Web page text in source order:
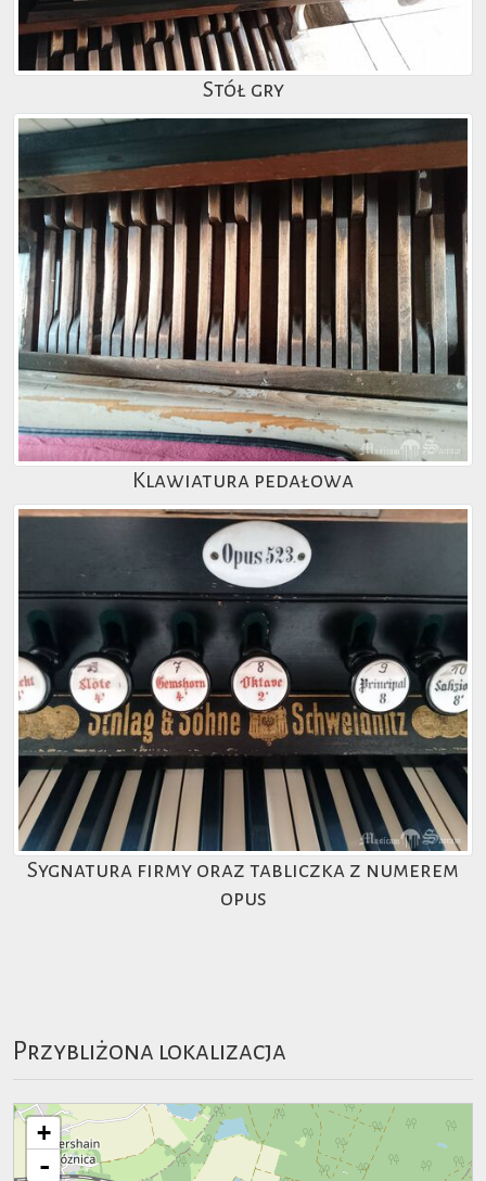
Stół gry
Klawiatura pedałowa
Sygnatura firmy oraz tabliczka z numerem
opus
Przybliżona lokalizacja
+
-